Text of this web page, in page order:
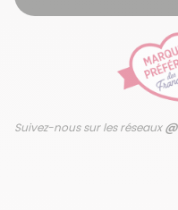
Suivez-nous sur les réseaux